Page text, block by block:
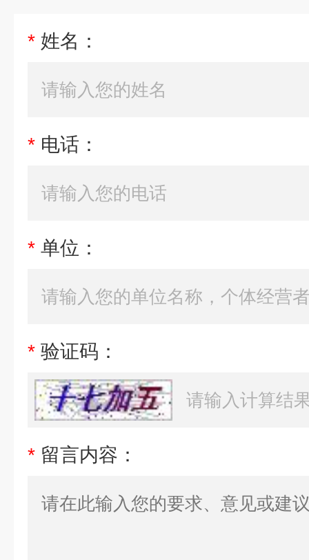
* 姓名：
* 电话：
* 单位：
* 验证码：
* 留言内容：